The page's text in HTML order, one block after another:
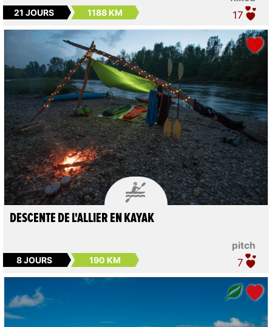
21 JOURS 1188 KM 17

pitch
DESCENTE DE L'ALLIER EN KAYAK
8 JOURS 190 KM 7